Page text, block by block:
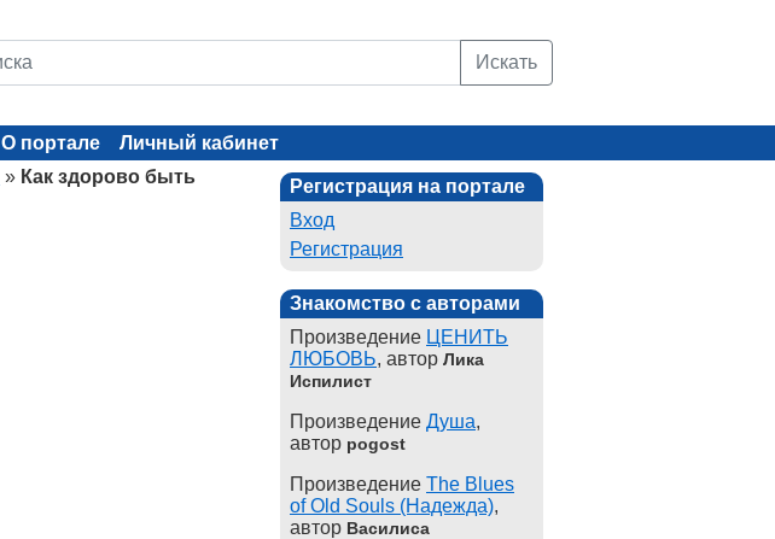
Искать
О портале
Личный кабинет
» Как здорово быть
Регистрация на портале
Вход
Регистрация
Знакомство с авторами
Произведение ЦЕНИТЬ
ЛЮБОВЬ, автор Лика
Испилист
Произведение Душа,
автор pogost
Произведение The Blues
of Old Souls (Надежда),
автор Василиса